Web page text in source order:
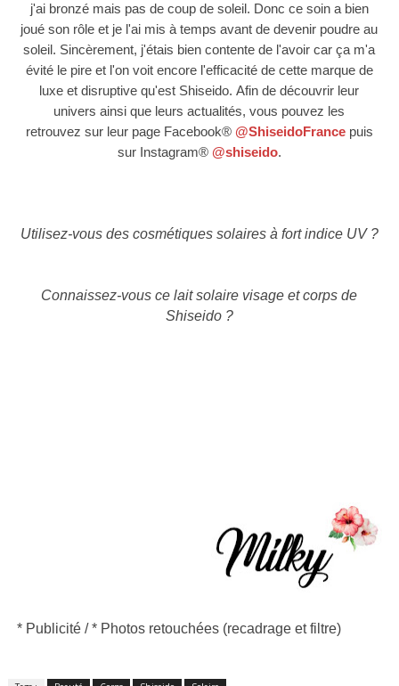
j'ai bronzé mais pas de coup de soleil. Donc ce soin a bien
joué son rôle et je l'ai mis à temps avant de devenir poudre au
soleil. Sincèrement, j'étais bien contente de l'avoir car ça m'a
évité le pire et l'on voit encore l'efficacité de cette marque de
luxe et disruptive qu'est Shiseido.Afin de découvrir leur
univers ainsi que leurs actualités, vous pouvez les
retrouvez sur leur page Facebook® @ShiseidoFrancepuis
sur Instagram® @shiseido.
Utilisez-vous des cosmétiques solaires à fort indice UV?
Connaissez-vous ce lait solaire visage et corps de
Shiseido ?
* Publicité /* Photos retouchées (recadrage et filtre)